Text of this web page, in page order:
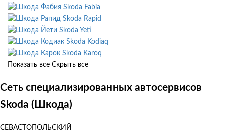
Skoda Fabia
Skoda Rapid
Skoda Yeti
Skoda Kodiaq
Skoda Karoq
Показать все Скрыть все
Сеть специализированных автосервисов
Skoda (Шкода)
СЕВАСТОПОЛЬСКИЙ